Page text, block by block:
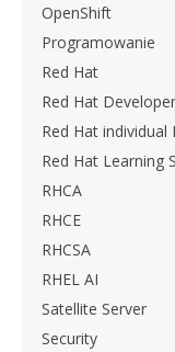
OpenShift
Programowanie
Red Hat
Red Hat Developer
Red Hat individual
Red Hat Learning
RHCA
RHCE
RHCSA
RHEL AI
Satellite Server
Security